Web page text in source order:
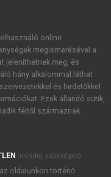
akcióiról.
újdonságairól,
tudomásul
online
megismerésével a
jeleníthetnek meg, és
hány alkalommal láthat
és hirdetőkkel
Ezek állandó sütik,
féltől származnak.
(mindig szükséges)
oldalunkon történő